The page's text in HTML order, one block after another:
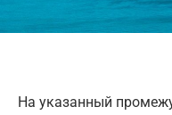
На указанный